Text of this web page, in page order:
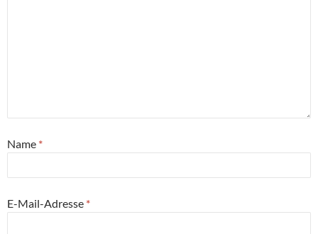
Name *
E-Mail-Adresse *